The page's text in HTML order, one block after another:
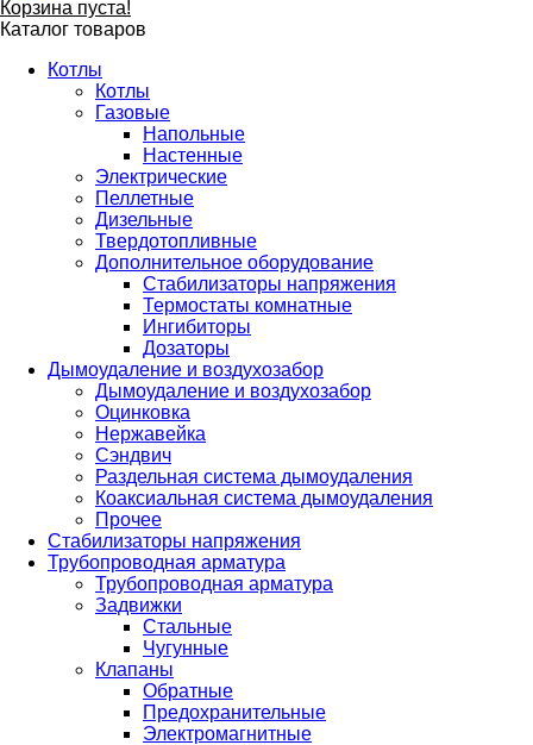
Корзина пуста!
Каталог товаров
Котлы
Котлы
Газовые
Напольные
Настенные
Электрические
Пеллетные
Дизельные
Твердотопливные
Дополнительное оборудование
Стабилизаторы напряжения
Термостаты комнатные
Ингибиторы
Дозаторы
Дымоудаление и воздухозабор
Дымоудаление и воздухозабор
Оцинковка
Нержавейка
Сэндвич
Раздельная система дымоудаления
Коаксиальная система дымоудаления
Прочее
Стабилизаторы напряжения
Трубопроводная арматура
Трубопроводная арматура
Задвижки
Стальные
Чугунные
Клапаны
Обратные
Предохранительные
Электромагнитные